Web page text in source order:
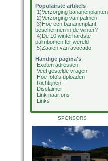
Populairste artikels
1)Verzorging bananenplanten
2)Verzorging van palmen
3)Hoe een bananenplant
beschermen in de winter?
4)De 10 winterhardste
palmbomen ter wereld
5)Zaaien van avocado
Handige pagina's
Exoten adressen
Veel gestelde vragen
Hoe foto's uploaden
Richtlijnen
Disclaimer
Link naar ons
Links
SPONSORS